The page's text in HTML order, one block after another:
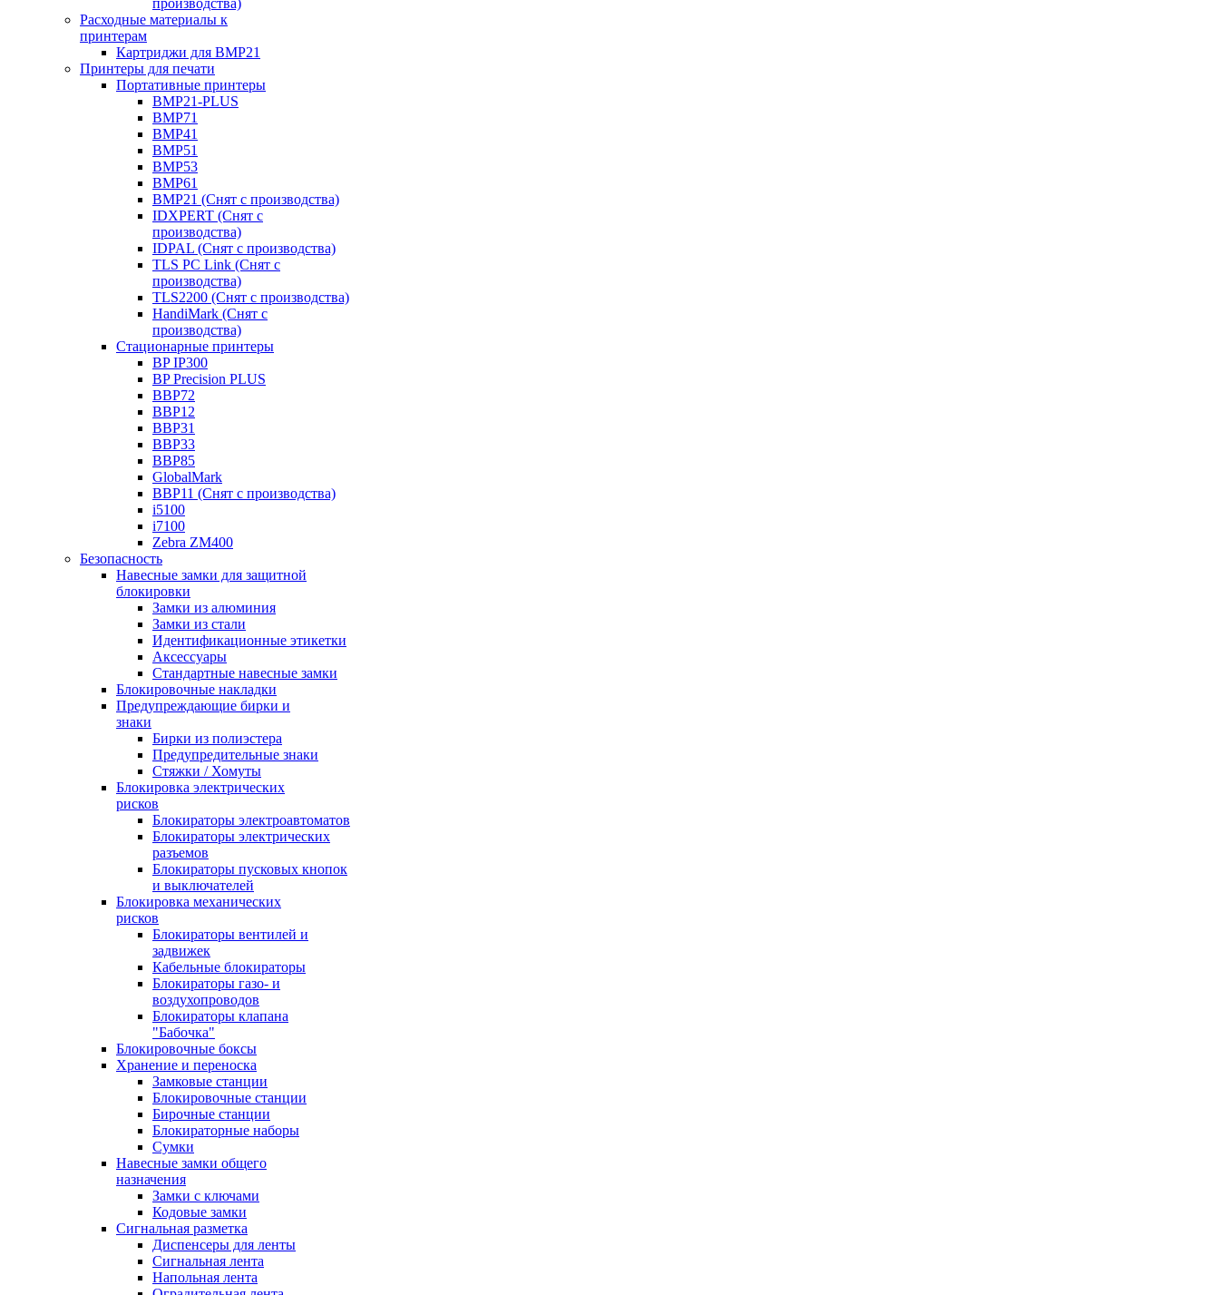
производства)
Расходные материалы к
принтерам
Картриджи для BMP21
Принтеры для печати
Портативные принтеры
BMP21-PLUS
BMP71
BMP41
BMP51
BMP53
BMP61
BMP21 (Снят с производства)
IDXPERT (Снят с
производства)
IDPAL (Снят с производства)
TLS PC Link (Снят с
производства)
TLS2200 (Снят с производства)
HandiMark (Снят с
производства)
Стационарные принтеры
BP IP300
BP Precision PLUS
BBP72
BBP12
BBP31
BBP33
BBP85
GlobalMark
BBP11 (Снят с производства)
i5100
i7100
Zebra ZM400
Безопасность
Навесные замки для защитной
блокировки
Замки из алюминия
Замки из стали
Идентификационные этикетки
Аксессуары
Стандартные навесные замки
Блокировочные накладки
Предупреждающие бирки и
знаки
Бирки из полиэстера
Предупредительные знаки
Стяжки / Хомуты
Блокировка электрических
рисков
Блокираторы электроавтоматов
Блокираторы электрических
разъемов
Блокираторы пусковых кнопок
и выключателей
Блокировка механических
рисков
Блокираторы вентилей и
задвижек
Кабельные блокираторы
Блокираторы газо- и
воздухопроводов
Блокираторы клапана
"Бабочка"
Блокировочные боксы
Хранение и переноска
Замковые станции
Блокировочные станции
Бирочные станции
Блокираторные наборы
Сумки
Навесные замки общего
назначения
Замки с ключами
Кодовые замки
Сигнальная разметка
Диспенсеры для ленты
Сигнальная лента
Напольная лента